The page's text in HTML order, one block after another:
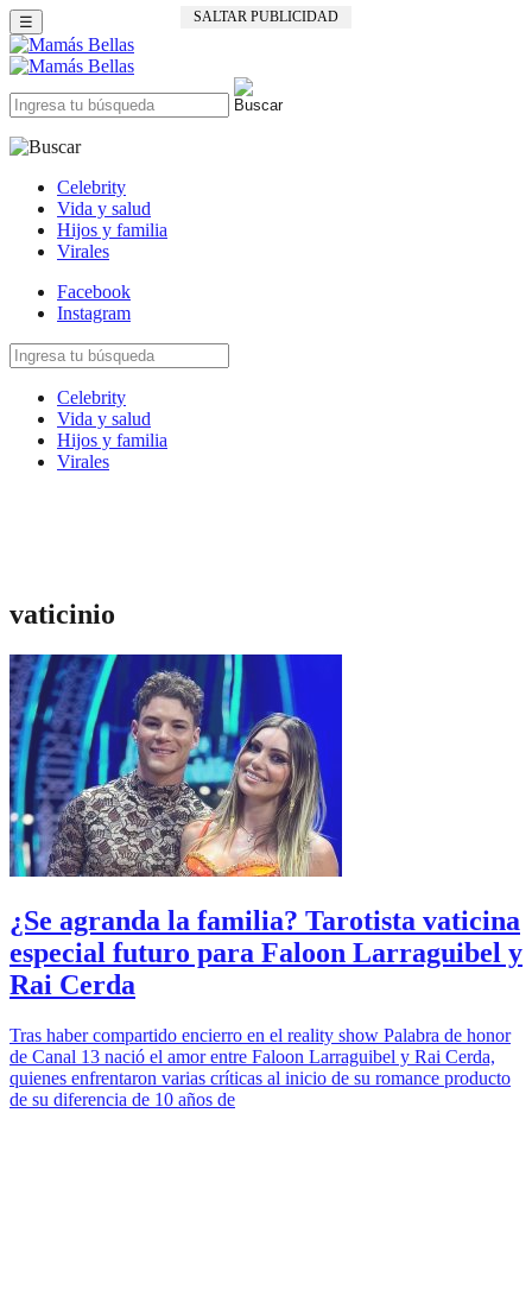
SALTAR PUBLICIDAD
☰
Celebrity
Vida y salud
Hijos y familia
Virales
Facebook
Instagram
Celebrity
Vida y salud
Hijos y familia
Virales
vaticinio
¿Se agranda la familia? Tarotista vaticina
especial futuro para Faloon Larraguibel y
Rai Cerda
Tras haber compartido encierro en el reality show Palabra de honor
de Canal 13 nació el amor entre Faloon Larraguibel y Rai Cerda,
quienes enfrentaron varias críticas al inicio de su romance producto
de su diferencia de 10 años de